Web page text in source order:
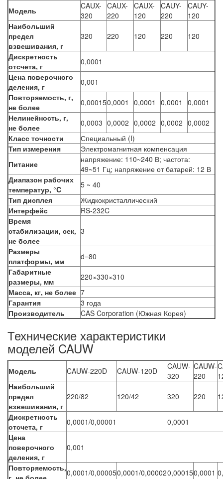
Модель
CAUX-
320
CAUX-
220
CAUX-
120
CAUY-
220
CAUY-
120
Наибольший
предел
взвешивания, г
320 220 120 220 120
Дискретность
отсчета, г
0,0001
Цена поверочного
деления, г
0,001
Повторяемость, г,
не более
0,000150,0001 0,0001 0,0001
0,0001
Нелинейность, г,
не более
0,0003 0,0002 0,0002 0,0002 0,0002
Класс точности
Специальный (I)
Тип измерения
Электромагнитная компенсация
Питание
напряжение: 110~240 В; частота:
49~51 Гц; напряжение от батарей: 12 В
Диапазон рабочих
температур, °C
5 ~ 40
Тип дисплея
Жидкокристаллический
Интерфейс
RS-232C
Время
стабилизации, сек,
не более
3
Размеры
платформы, мм
d=80
Габаритные
размеры, мм
220×330×310
Масса, кг, не более 7
Гарантия
3 года
Производитель
CAS Corporation (Южная Корея)
Технические характеристики
моделей CAUW
Модель CAUW-220D CAUW-120D
CAUW-
320
CAUW-
220
Наибольший
предел
взвешивания, г
220/82 120/42 320 220
Дискретность
отсчета, г
0,0001/0,00001
0,0001
Цена
поверочного
деления, г
0,001
Повторяемость,0,0001/0,000050,0001/0,000020,000150,0001